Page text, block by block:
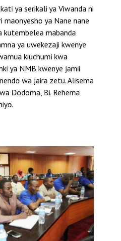
ya serikali ya Viwanda ni
ya Nane nane
kutembelea mabanda
ya uwekezaji kwenye
kiuchumi kwa
ya NMB kwenye jamii
wa jaira zetu. Alisema
Dodoma, Bi. Rehema